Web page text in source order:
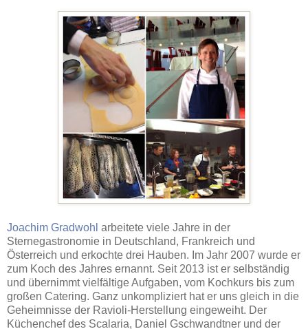
Joachim Gradwohl arbeitete viele Jahre in der
Sternegastronomie in Deutschland, Frankreich und
Österreich und erkochte drei Hauben. Im Jahr 2007 wurde er
zum Koch des Jahres ernannt. Seit 2013 ist er selbständig
und übernimmt vielfältige Aufgaben, vom Kochkurs bis zum
großen Catering. Ganz unkompliziert hat er uns gleich in die
Geheimnisse der Ravioli-Herstellung eingeweiht. Der
Küchenchef des Scalaria, Daniel Gschwandtner und der